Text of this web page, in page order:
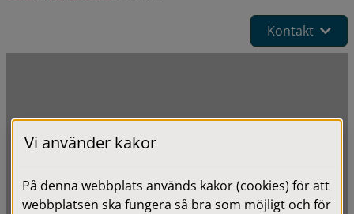
Kontakt
Vi använder kakor
På denna webbplats används kakor (cookies) för att
webbplatsen ska fungera så bra som möjligt och för